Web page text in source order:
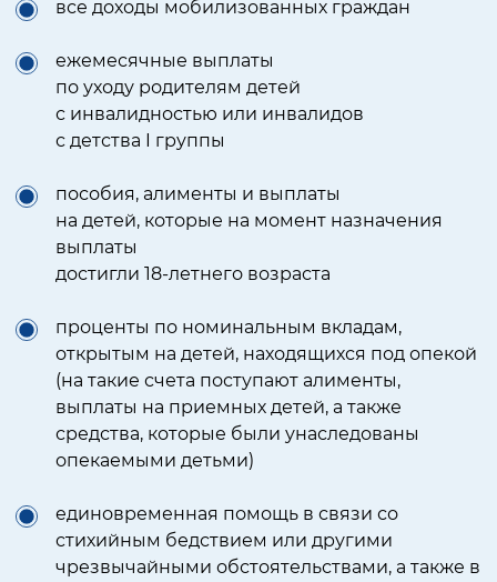
все доходы мобилизованных граждан
ежемесячные выплаты
по уходу родителям детей
с инвалидностью или инвалидов
с детства I группы
пособия, алименты и выплаты
на детей, которые на момент назначения
выплаты
достигли 18-летнего возраста
проценты по номинальным вкладам,
открытым на детей, находящихся под опекой
(на такие счета поступают алименты,
выплаты на приемных детей, а также
средства, которые были унаследованы
опекаемыми детьми)
единовременная помощь в связи со
стихийным бедствием или другими
чрезвычайными обстоятельствами, а также в